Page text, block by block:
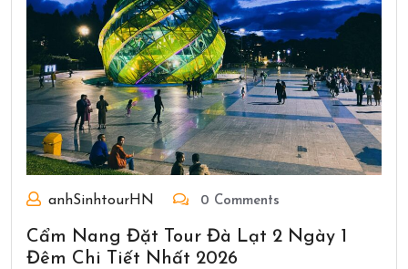
anhSinhtourHN 0 Comments
Cẩm Nang Đặt Tour Đà Lạt 2 Ngày 1
Đêm Chi Tiết Nhất 2026